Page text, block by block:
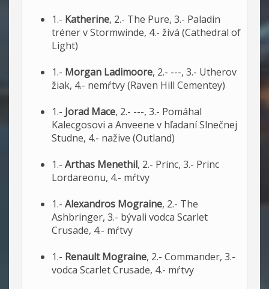
1.- Katherine, 2.- The Pure, 3.- Paladin
tréner v Stormwinde, 4.- živá (Cathedral of
Light)
1.- Morgan Ladimoore, 2.- ---, 3.- Utherov
žiak, 4.- nemŕtvy (Raven Hill Cementey)
1.- Jorad Mace, 2.- ---, 3.- Pomáhal
Kalecgosovi a Anveene v hľadaní Slnečnej
Studne, 4.- nažive (Outland)
1.- Arthas Menethil, 2.- Princ, 3.- Princ
Lordareonu, 4.- mŕtvy
1.- Alexandros Mograine, 2.- The
Ashbringer, 3.- bývali vodca Scarlet
Crusade, 4.- mŕtvy
1.- Renault Mograine, 2.- Commander, 3.-
vodca Scarlet Crusade, 4.- mŕtvy